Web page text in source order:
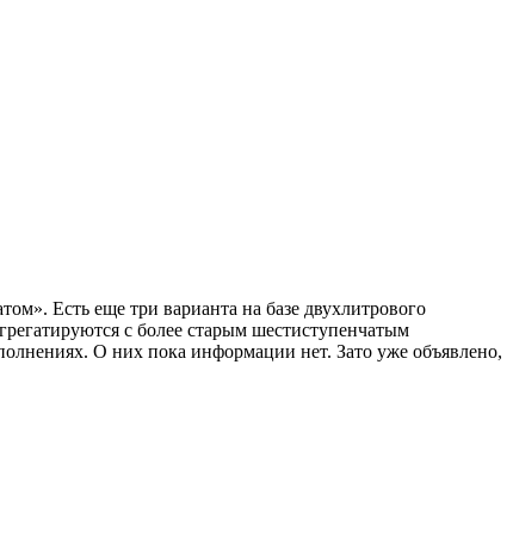
Есть еще три варианта на базе двухлитрового
с более старым шестиступенчатым
О них пока информации нет. Зато уже объявлено,